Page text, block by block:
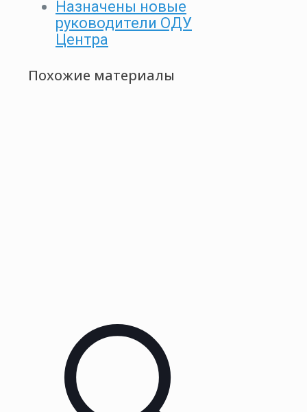
Назначены новые
руководители ОДУ
Центра
Похожие материалы